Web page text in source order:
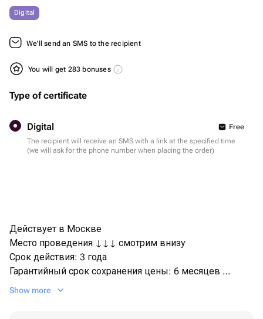
Digital
We'll send an SMS to the recipient
You will get 283 bonuses
Type of certificate
Digital
Free
The recipient will receive an SMS with a link at the specified time
(we will ask for the phone number when placing the order)
Действует в Москве
Место проведения ↓↓↓ смотрим внизу
Срок действия: 3 года
Гарантийный срок сохранения цены: 6 месяцев
Бренд: bonodono | Россия | подарки и впечатления
Show more